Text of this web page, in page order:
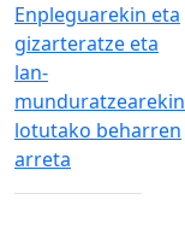
Enpleguarekin eta
gizarteratze eta
lan-
munduratzearekin
lotutako beharren
arreta